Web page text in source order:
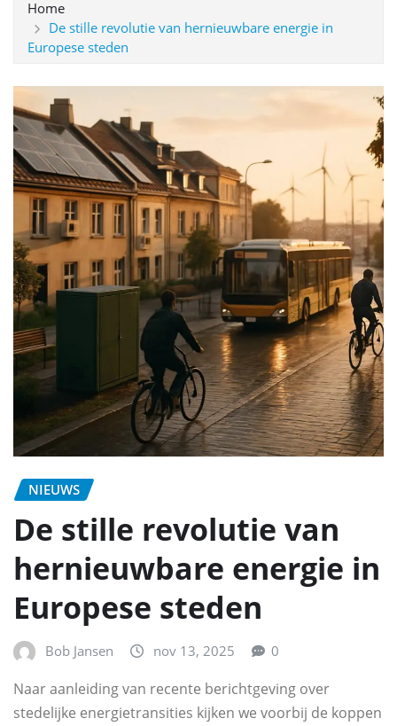
Home
De stille revolutie van hernieuwbare energie in
Europese steden
NIEUWS
De stille revolutie van
hernieuwbare energie in
Europese steden
Bob Jansen nov 13, 2025 0
Naar aanleiding van recente berichtgeving over
stedelijke energietransities kijken we voorbij de koppen